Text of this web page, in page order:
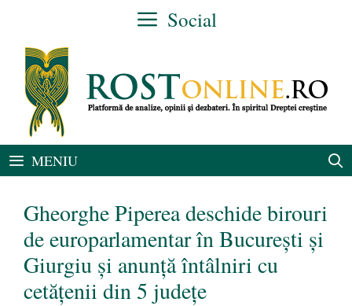
conținut
Social
MENIU
Gheorghe Piperea deschide birouri
de europarlamentar în București și
Giurgiu și anunță întâlniri cu
cetățenii din 5 județe